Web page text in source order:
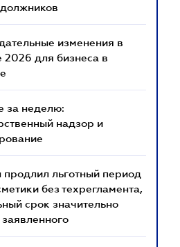
изменения в
2026 для бизнеса в
за неделю:
надзор и
продлил льготный период
без техрегламента,
срок значительно